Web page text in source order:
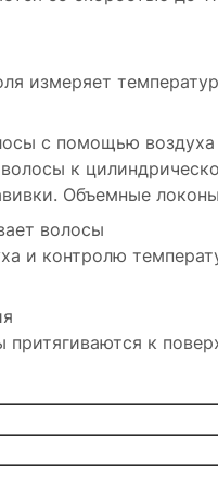
измеряет
с помощью воздуха
к
Объемные
волосы
и контролю
к